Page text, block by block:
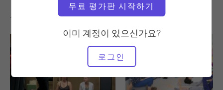
무료 평가판 시작하기
이미 계정이 있으신가요?
로그인
좋아할 만한 다른 운동